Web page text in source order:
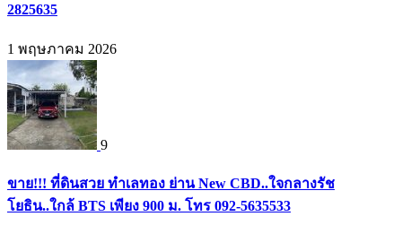
2825635
1 พฤษภาคม 2026
9
ขาย!!! ที่ดินสวย ทำเลทอง ย่าน New CBD..ใจกลางรัช
โยธิน..ใกล้ BTS เพียง 900 ม. โทร 092-5635533